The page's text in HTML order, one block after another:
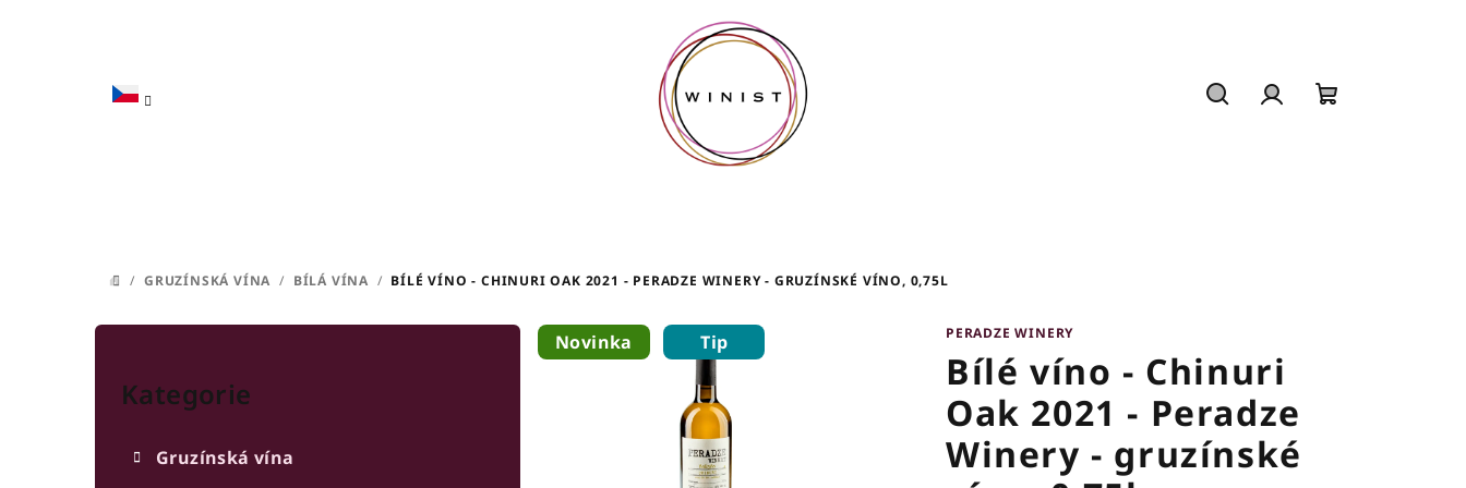
DOMŮ
/ GRUZÍNSKÁ VÍNA / BÍLÁ VÍNA / BÍLÉ VÍNO - CHINURI OAK 2021 - PERADZE WINERY - GRUZÍNSKÉ VÍNO, 0,75L
P
Kategorie
Gruzínská vína
PERADZE WINERY
Bílé víno - Chinuri
Oak 2021 - Peradze
Winery - gruzínské
Novinka Tip